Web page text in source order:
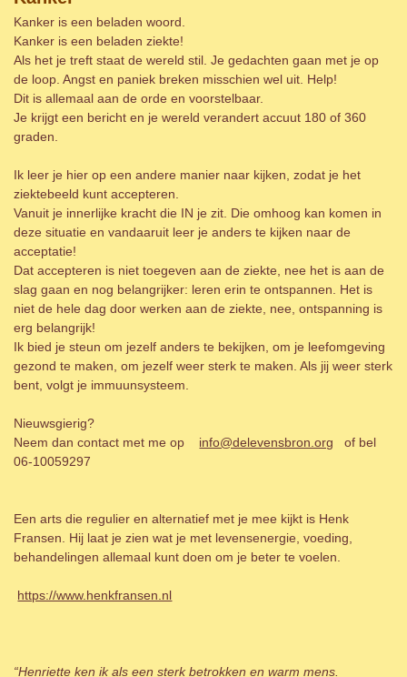
Kanker is een beladen woord.
Kanker is een beladen ziekte!
Als het je treft staat de wereld stil. Je gedachten gaan met je op
de loop. Angst en paniek breken misschien wel uit. Help!
Dit is allemaal aan de orde en voorstelbaar.
Je krijgt een bericht en je wereld verandert accuut 180 of 360
graden.
Ik leer je hier op een andere manier naar kijken, zodat je het
ziektebeeld kunt accepteren.
Vanuit je innerlijke kracht die IN je zit. Die omhoog kan komen in
deze situatie en vandaaruit leer je anders te kijken naar de
acceptatie!
Dat accepteren is niet toegeven aan de ziekte, nee het is aan de
slag gaan en nog belangrijker: leren erin te ontspannen. Het is
niet de hele dag door werken aan de ziekte, nee, ontspanning is
erg belangrijk!
Ik bied je steun om jezelf anders te bekijken, om je leefomgeving
gezond te maken, om jezelf weer sterk te maken. Als jij weer sterk
bent, volgt je immuunsysteem.
Nieuwsgierig?
Neem dan contact met me op info@delevensbron.org of bel
06-10059297
Een arts die regulier en alternatief met je mee kijkt is Henk
Fransen. Hij laat je zien wat je met levensenergie, voeding,
behandelingen allemaal kunt doen om je beter te voelen.
https://www.henkfransen.nl
“Henriette ken ik als een sterk betrokken en warm mens.